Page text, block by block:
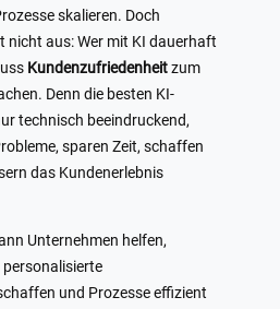
skalieren. Doch
nicht aus: Wer mit KI dauerhaft
Kundenzufriedenheitzum
Denn die besten KI-
technisch beeindruckend,
sparen Zeit, schaffen
das Kundenerlebnis
Unternehmen helfen,
und Prozesse effizient